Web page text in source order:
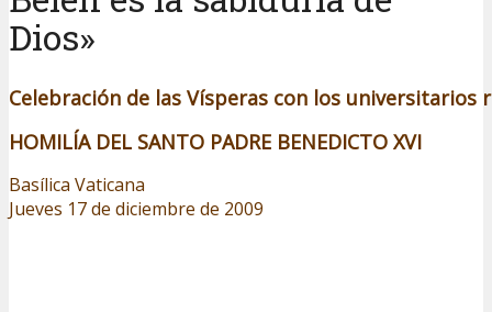
Dios»
Celebración de las Vísperas con los universitarios
HOMILÍA DEL SANTO PADRE BENEDICTO XVI
Basílica Vaticana
Jueves 17 de diciembre de 2009